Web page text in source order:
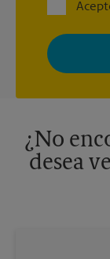
Al registrarse,
Store con
adaptados a
momento.
¿No
desea